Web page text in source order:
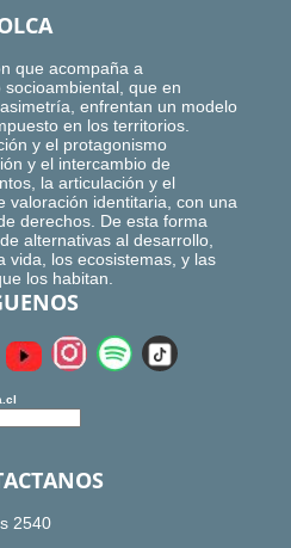
que acompaña a
que en
enfrentan un modelo
en los territorios.
y el protagonismo
y el intercambio de
la articulación y el
valoración identitaria, con una
derechos. De esta forma
alternativas al desarrollo,
vida, los ecosistemas, y las
los habitan.
2540